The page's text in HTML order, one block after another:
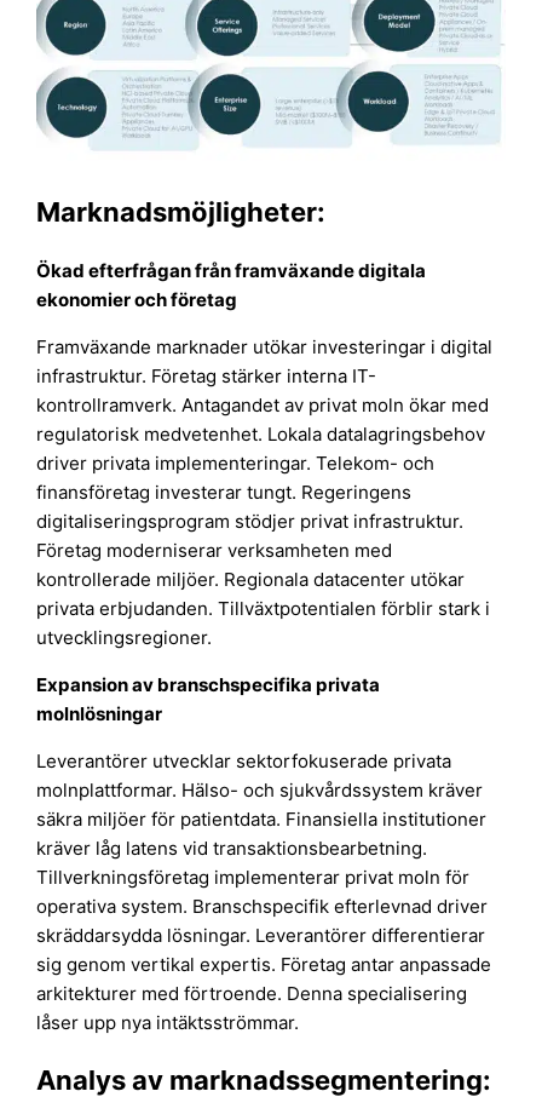
Marknadsmöjligheter:
Ökad efterfrågan från framväxande digitala
ekonomier och företag
Framväxande marknader utökar investeringar i digital
infrastruktur. Företag stärker interna IT-
kontrollramverk. Antagandet av privat moln ökar med
regulatorisk medvetenhet. Lokala datalagringsbehov
driver privata implementeringar. Telekom- och
finansföretag investerar tungt. Regeringens
digitaliseringsprogram stödjer privat infrastruktur.
Företag moderniserar verksamheten med
kontrollerade miljöer. Regionala datacenter utökar
privata erbjudanden. Tillväxtpotentialen förblir stark i
utvecklingsregioner.
Expansion av branschspecifika privata
molnlösningar
Leverantörer utvecklar sektorfokuserade privata
molnplattformar. Hälso- och sjukvårdssystem kräver
säkra miljöer för patientdata. Finansiella institutioner
kräver låg latens vid transaktionsbearbetning.
Tillverkningsföretag implementerar privat moln för
operativa system. Branschspecifik efterlevnad driver
skräddarsydda lösningar. Leverantörer differentierar
sig genom vertikal expertis. Företag antar anpassade
arkitekturer med förtroende. Denna specialisering
låser upp nya intäktsströmmar.
Analys av marknadssegmentering: